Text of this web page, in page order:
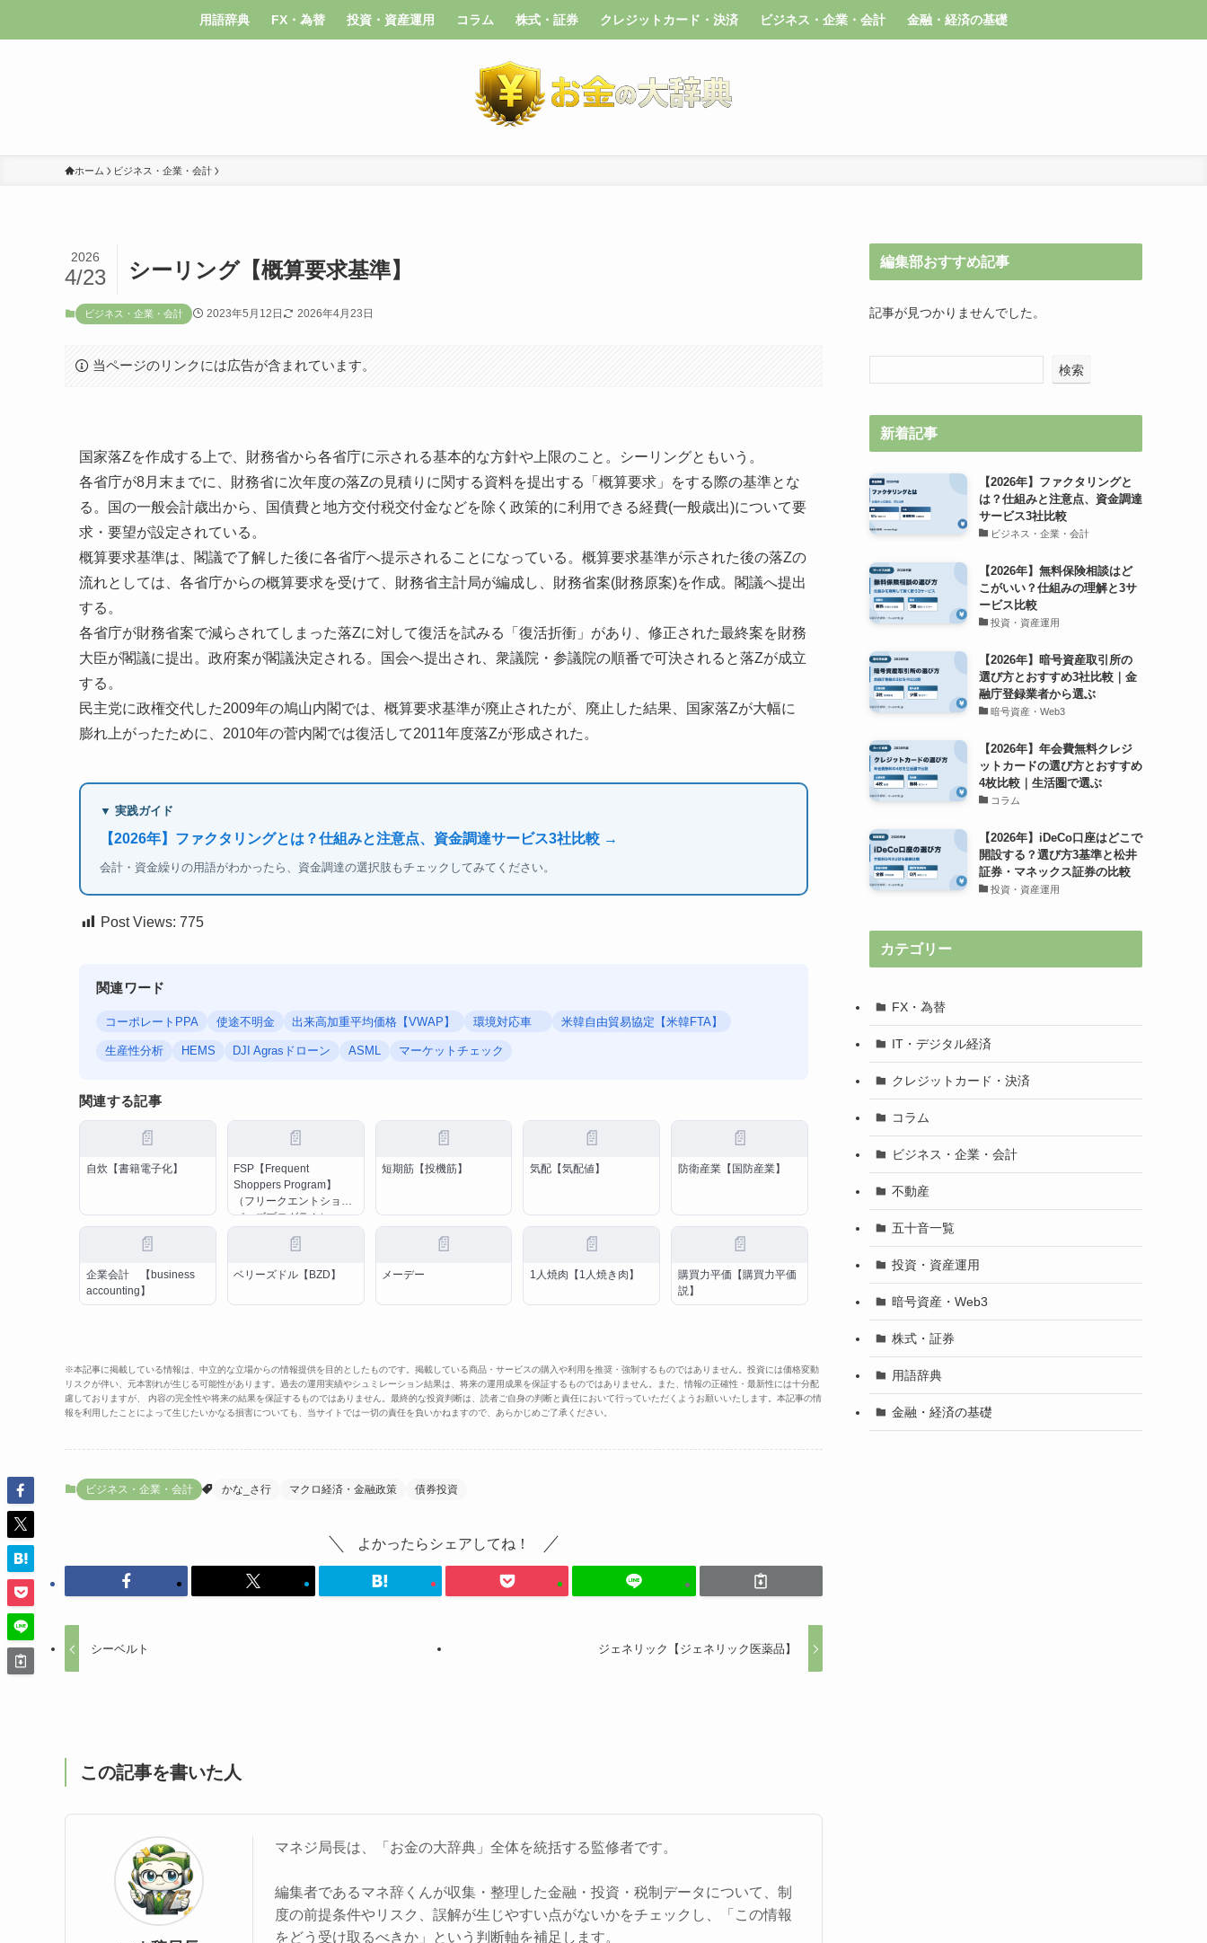
用語辞典 FX・為替 投資・資産運用 コラム 株式・証券 クレジットカード・決済 ビジネス・企業・会計 金融・経済の基礎
ホーム ビジネス・企業・会計
シーリング【概算要求基準】
2026
4/23
ビジネス・企業・会計 2023年5月12日 2026年4月23日
当ページのリンクには広告が含まれています。
国家落Zを作成する上で、財務省から各省庁に示される基本的な方針や上限のこと。シーリングともいう。
各省庁が8月末までに、財務省に次年度の落Zの見積りに関する資料を提出する「概算要求」をする際の基準とな
る。国の一般会計歳出から、国債費と地方交付税交付金などを除く政策的に利用できる経費(一般歳出)について要
求・要望が設定されている。
概算要求基準は、閣議で了解した後に各省庁へ提示されることになっている。概算要求基準が示された後の落Zの
流れとしては、各省庁からの概算要求を受けて、財務省主計局が編成し、財務省案(財務原案)を作成。閣議へ提出
する。
各省庁が財務省案で減らされてしまった落Zに対して復活を試みる「復活折衝」があり、修正された最終案を財務
大臣が閣議に提出。政府案が閣議決定される。国会へ提出され、衆議院・参議院の順番で可決されると落Zが成立
する。
民主党に政権交代した2009年の鳩山内閣では、概算要求基準が廃止されたが、廃止した結果、国家落Zが大幅に
膨れ上がったために、2010年の菅内閣では復活して2011年度落Zが形成された。
▼ 実践ガイド
【2026年】ファクタリングとは？仕組みと注意点、資金調達サービス3社比較 →
会計・資金繰りの用語がわかったら、資金調達の選択肢もチェックしてみてください。
Post Views: 775
関連ワード
コーポレートPPA 使途不明金 出来高加重平均価格【VWAP】 環境対応車 米韓自由貿易協定【米韓FTA】
生産性分析 HEMS DJI Agrasドローン ASML マーケットチェック
関連する記事
📄
自炊【書籍電子化】
📄
FSP【Frequent
Shoppers Program】
（フリークエントショッ
パーズプログラム）
📄
短期筋【投機筋】
📄
気配【気配値】
📄
防衛産業【国防産業】
📄
企業会計 【business
accounting】
📄
ベリーズドル【BZD】
📄
メーデー
📄
1人焼肉【1人焼き肉】
📄
購買力平価【購買力平価
説】
※本記事に掲載している情報は、中立的な立場からの情報提供を目的としたものです。掲載している商品・サービスの購入や利用を推奨・強制するものではありません。投資には価格変動
リスクが伴い、元本割れが生じる可能性があります。過去の運用実績やシュミレーション結果は、将来の運用成果を保証するものではありません。また、情報の正確性・最新性には十分配
慮しておりますが、 内容の完全性や将来の結果を保証するものではありません。最終的な投資判断は、読者ご自身の判断と責任において行っていただくようお願いいたします。本記事の情
報を利用したことによって生じたいかなる損害についても、当サイトでは一切の責任を負いかねますので、あらかじめご了承ください。
ビジネス・企業・会計 かな_さ行 マクロ経済・金融政策 債券投資
よかったらシェアしてね！
シーベルト ジェネリック【ジェネリック医薬品】
この記事を書いた人
マネジ局長は、「お金の大辞典」全体を統括する監修者です。
編集者であるマネ辞くんが収集・整理した金融・投資・税制データについて、制
度の前提条件やリスク、誤解が生じやすい点がないかをチェックし、「この情報
をどう受け取るべきか」という判断軸を補足します。
編集部おすすめ記事
記事が見つかりませんでした。
検索
新着記事
【2026年】ファクタリングと
は？仕組みと注意点、資金調達
サービス3社比較
ビジネス・企業・会計
【2026年】無料保険相談はど
こがいい？仕組みの理解と3サ
ービス比較
投資・資産運用
【2026年】暗号資産取引所の
選び方とおすすめ3社比較｜金
融庁登録業者から選ぶ
暗号資産・Web3
【2026年】年会費無料クレジ
ットカードの選び方とおすすめ
4枚比較｜生活圏で選ぶ
コラム
【2026年】iDeCo口座はどこで
開設する？選び方3基準と松井
証券・マネックス証券の比較
投資・資産運用
カテゴリー
FX・為替
IT・デジタル経済
クレジットカード・決済
コラム
ビジネス・企業・会計
不動産
五十音一覧
投資・資産運用
暗号資産・Web3
株式・証券
用語辞典
金融・経済の基礎